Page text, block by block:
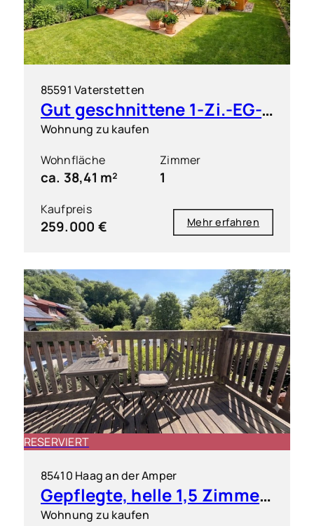
85591 Vaterstetten
Gut geschnittene 1-Zi.-EG-Wohnung mit großem Garten
Wohnung zu kaufen
Wohnfläche
ca. 38,41 m²
Zimmer
1
Kaufpreis
259.000 € Mehr erfahren
RESERVIERT
85410 Haag an der Amper
Gepflegte, helle 1,5 Zimmer-Wohnung mit S/O-Balkon
Wohnung zu kaufen